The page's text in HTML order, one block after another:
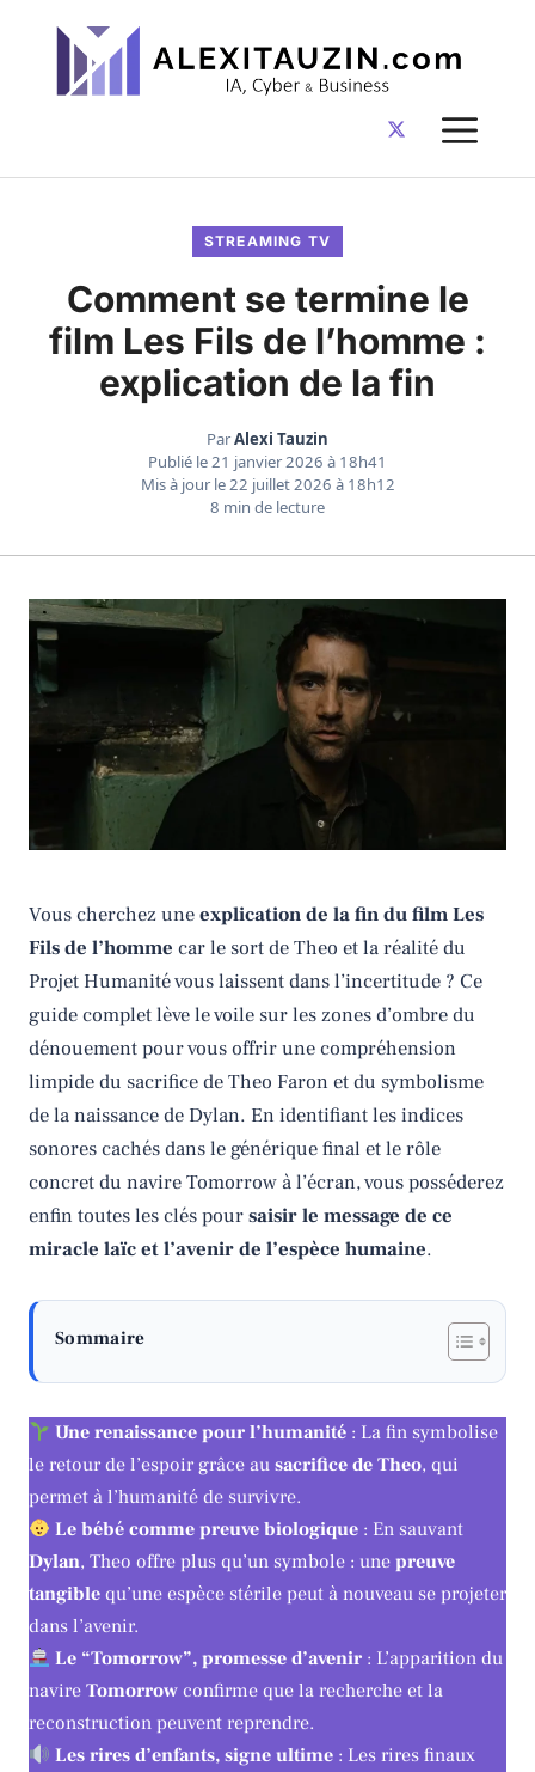
contenu
STREAMING TV
Comment se termine le
film Les Fils de l’homme :
explication de la fin
ParAlexi Tauzin
Publié le21 janvier 2026 à 18h41
Mis à jour le22 juillet 2026 à 18h12
8 min de lecture
Vous cherchez uneexplication de la fin du film Les
Fils de l’homme car le sort de Theo et la réalité du
Projet Humanité vous laissent dans l’incertitude ? Ce
guide complet lève le voile sur les zones d’ombre du
dénouement pour vous offrir une compréhension
limpide du sacrifice de Theo Faron et du symbolisme
de la naissance de Dylan. En identifiant les indices
sonores cachés dans le générique final et le rôle
concret du navire Tomorrow à l’écran, vous posséderez
enfin toutes les clés poursaisir le message de ce
miracle laïc et l’avenir de l’espèce humaine.
Sommaire
Une renaissance pour l’humanité : La fin symbolise
le retour de l’espoir grâce au sacrifice de Theo, qui
permet à l’humanité de survivre.
Le bébé comme preuve biologique : En sauvant
Dylan, Theo offre plus qu’un symbole : une preuve
tangible qu’une espèce stérile peut à nouveau se projeter
dans l’avenir.
Le “Tomorrow”, promesse d’avenir : L’apparition du
navire Tomorrow confirme que la recherche et la
reconstruction peuvent reprendre.
Les rires d’enfants, signe ultime : Les rires finaux